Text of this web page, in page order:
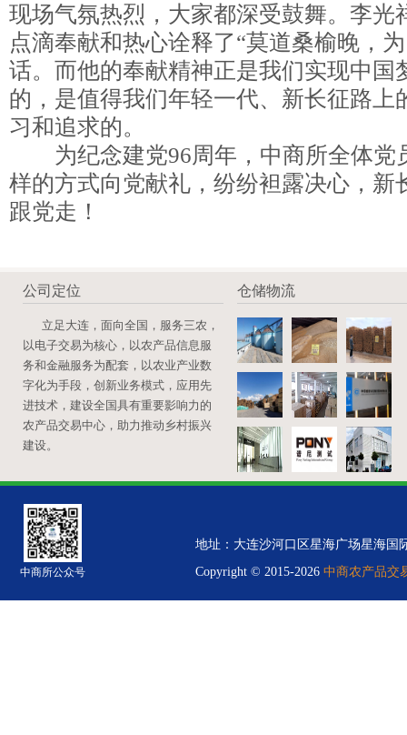
现场气氛热烈，大家都深受鼓舞。李光
点滴奉献和热心诠释了“莫道桑榆晚，
话。而他的奉献精神正是我们实现中国
的，是值得我们年轻一代、新长征路上
习和追求的。
为纪念建党96周年，中商所全体党
样的方式向党献礼，纷纷袒露决心，新
跟党走！
公司定位
立足大连，面向全国，服务三农，
以电子交易为核心，以农产品信息服
务和金融服务为配套，以农业产业数
字化为手段，创新业务模式，应用先
进技术，建设全国具有重要影响力的
农产品交易中心，助力推动乡村振兴
建设。
仓储物流
中商所公众号
地址：大连沙河口区星海广场星海国
Copyright © 2015-2026 中商农产品交